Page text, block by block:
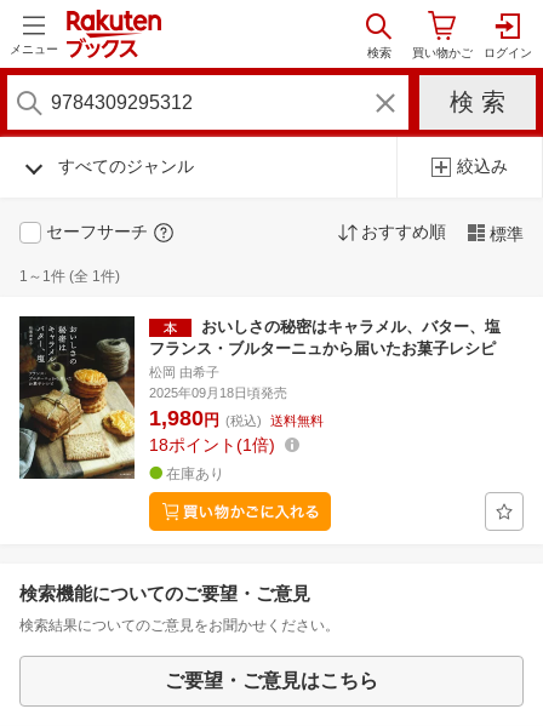
メニュー
すべてのジャンル 絞込み
セーフサーチ おすすめ順 標準
1～1件 (全 1件)
おいしさの秘密はキャラメル、バター、塩
フランス・ブルターニュから届いたお菓子レシピ
松岡 由希子
2025年09月18日頃発売
1,980円 (税込) 送料無料
18ポイント 1倍
在庫あり
検索機能についてのご要望・ご意見
検索結果についてのご意見をお聞かせください。
ご要望・ご意見はこちら